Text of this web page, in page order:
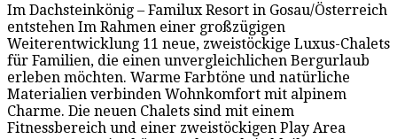
Im Dachsteinkönig – Familux Resort in Gosau/Österreich
entstehen Im Rahmen einer großzügigen
Weiterentwicklung 11 neue, zweistöckige Luxus-Chalets
für Familien, die einen unvergleichlichen Bergurlaub
erleben möchten. Warme Farbtöne und natürliche
Materialien verbinden Wohnkomfort mit alpinem
Charme. Die neuen Chalets sind mit einem
Fitnessbereich und einer zweistöckigen Play Area